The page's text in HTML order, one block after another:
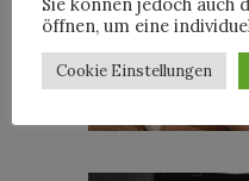
öffnen, um eine
Cookie Einstellungen